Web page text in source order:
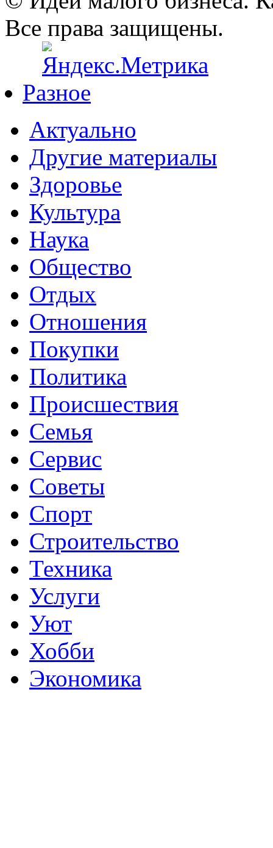
Все права защищены.
Разное
Актуально
Другие материалы
Здоровье
Культура
Наука
Общество
Отдых
Отношения
Покупки
Политика
Происшествия
Семья
Сервис
Советы
Спорт
Строительство
Техника
Услуги
Уют
Хобби
Экономика